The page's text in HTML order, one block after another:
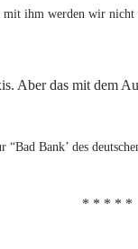
ihm werden wir
Aber das mit
Bank’ des
* * * * *